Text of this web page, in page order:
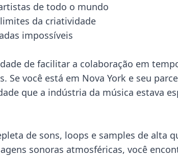
de todo o mundo
da criatividade
impossíveis
de facilitar a colaboração em
você está em Nova York e seu
que a indústria da música estava
de sons, loops e samples de alta
sonoras atmosféricas, você